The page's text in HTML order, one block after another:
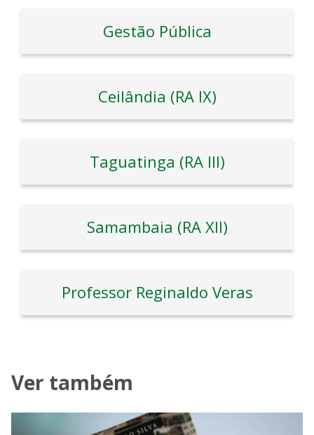
Gestão Pública
Ceilândia (RA IX)
Taguatinga (RA III)
Samambaia (RA XII)
Professor Reginaldo Veras
Ver também